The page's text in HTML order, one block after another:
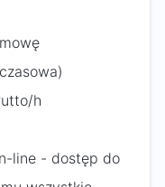
h
line - dostęp do